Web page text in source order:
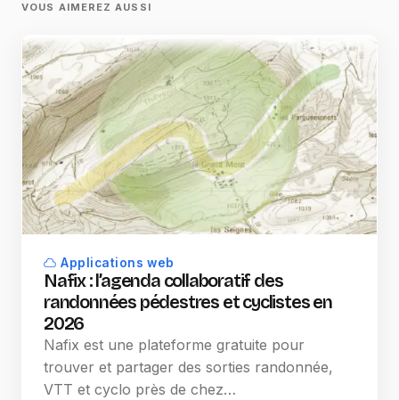
VOUS AIMEREZ AUSSI
Applications web
Nafix : l’agenda collaboratif des
randonnées pédestres et cyclistes en
2026
Nafix est une plateforme gratuite pour
trouver et partager des sorties randonnée,
VTT et cyclo près de chez…